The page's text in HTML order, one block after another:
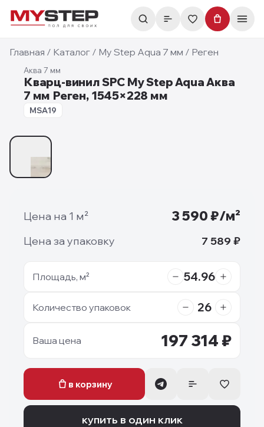
Главная / Каталог / My Step Aqua 7 мм / Реген
7 мм
Аква 7 мм
Кварц-винил SPC My Step Aqua Аква
7 мм Реген, 1545×228 мм
MSA19
Цена на 1 м² 3 590₽/м²
Цена за упаковку 7 589 ₽
Площадь, м² 54.96
Количество упаковок 26
Ваша цена 197 314 ₽
в корзину
купить в один клик